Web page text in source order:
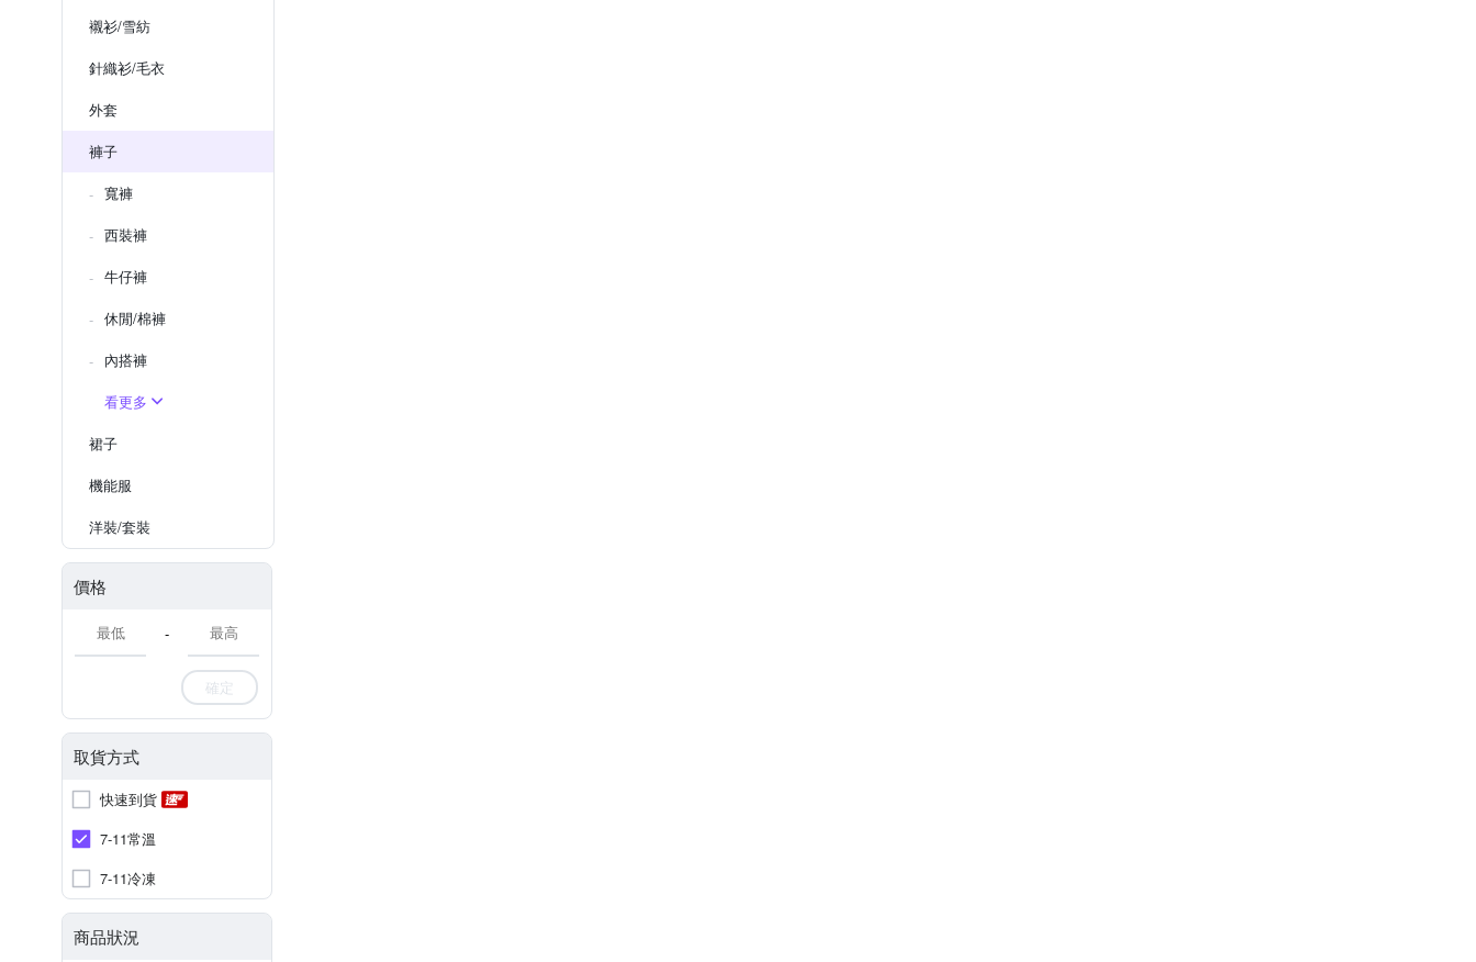
襯衫/雪紡
針織衫/毛衣
外套
褲子
寬褲
西裝褲
牛仔褲
休閒/棉褲
內搭褲
看更多
裙子
機能服
洋裝/套裝
價格
-
確定
取貨方式
快速到貨
7-11常溫
7-11冷凍
商品狀況